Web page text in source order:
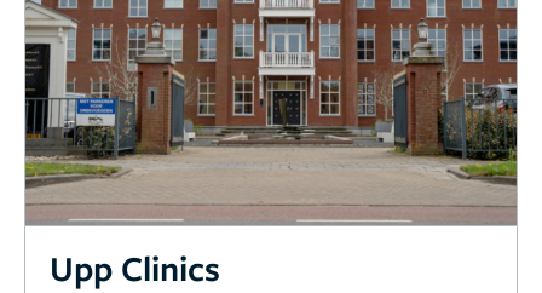
Upp Clinics